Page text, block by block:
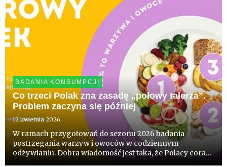
BADANIA KONSUMPCJI
Co trzeci Polak zna zasadę „połowy talerza”.
Problem zaczyna się później
12 kwietnia 2026
W ramach przygotowań do sezonu 2026 badania
postrzegania warzyw i owoców w codziennym
odżywianiu. Dobra wiadomość jest taka, że Polacy coraz